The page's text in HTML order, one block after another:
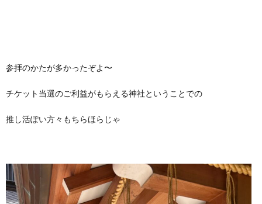
参拝のかたが多かったぞよ〜
チケット当選のご利益がもらえる神社ということでの
推し活ぽい方々もちらほらじゃ